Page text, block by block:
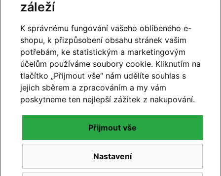
CUBE 2027
Novinky CUBE 2027 se blíží. Již brzy vám představíme
novou kolekci.
Číst článek
záleží
K správnému fungování vašeho oblíbeného e-
shopu, k přizpůsobení obsahu stránek vašim
potřebám, ke statistickým a marketingovým
účelům používáme soubory cookie. Kliknutím na
tlačítko „Přijmout vše“ nám udělíte souhlas s
jejich sběrem a zpracováním a my vám
poskytneme ten nejlepší zážitek z nakupování.
Nastavení
Přijmout vše